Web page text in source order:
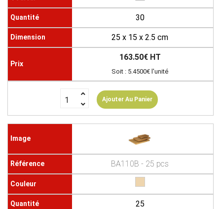
30
25 x 15 x 2.5 cm
163.50€ HT
Soit : 5.4500€ l'unité
Ajouter Au Panier
BA110B - 25 pcs
25